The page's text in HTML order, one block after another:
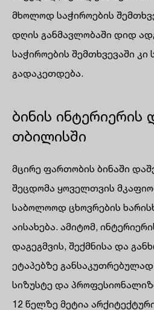
მხოლოდ საჭიროების
დღის განმავლობაში დიდ
საჭიროების შემთხვევაში
გადაკეთდება.
ბინის ინტერიერის
თბილისში
მცირე ფართობის ბინაში
შეცდომა ყოველთვის
საბოლოოდ ცხოვრების
აისახება. ამიტომ,
დაგეგმვის, შექმნისა და
ეტაპებზე
სიზუსტე და
12 წელზე მეტია